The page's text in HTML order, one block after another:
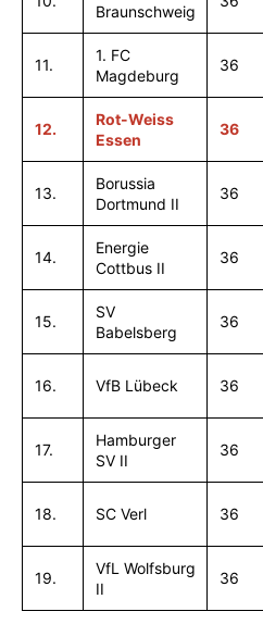
Braunschweig
11.
1. FC
Magdeburg
36
12.
Rot-Weiss
Essen
36
13.
Borussia
Dortmund II
36
14.
Energie
Cottbus II
36
15.
SV
Babelsberg
36
16. VfB Lübeck 36
17.
Hamburger
SV II
36
18. SC Verl 36
19.
VfL Wolfsburg
II
36